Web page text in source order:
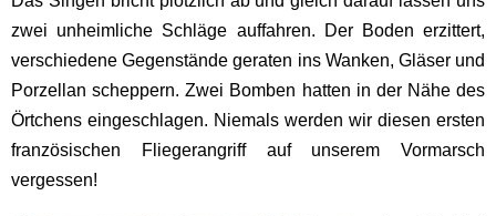
zwei unheimliche Schläge auffahren. Der Boden erzittert,
verschiedene Gegenstände geraten ins Wanken, Gläser und
Porzellan scheppern. Zwei Bomben hatten in der Nähe des
Örtchens eingeschlagen. Niemals werden wir diesen ersten
französischen Fliegerangriff auf unserem Vormarsch
vergessen!